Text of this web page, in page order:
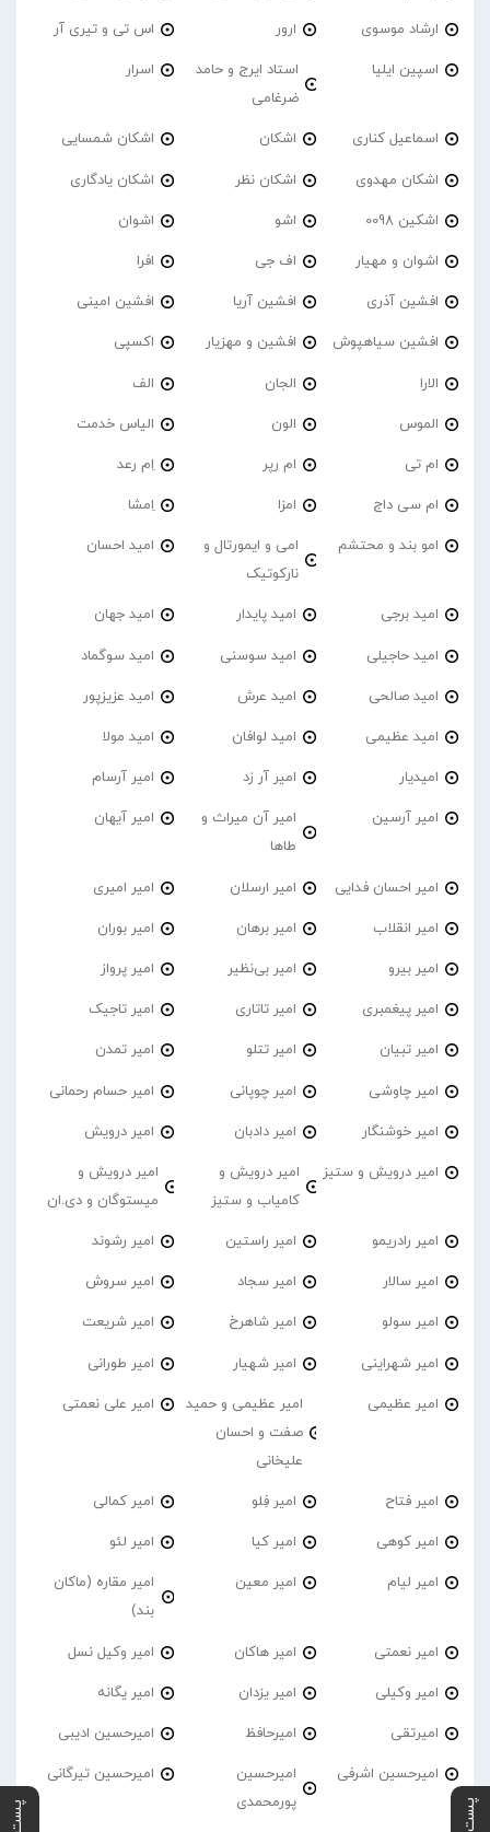
ارشاد موسوی ارور اس تی و تیری آر
اسپین ایلیا
استاد ایرج و حامد
ضرغامی
اسرار
اسماعیل کناری اشکان اشکان شمسایی
اشکان مهدوی اشکان نظر اشکان یادگاری
اشکین 0098 اشو اشوان
اشوان و مهیار اف جی افرا
افشین آذری افشین آریا افشین امینی
افشین سیاهپوش افشین و مهزیار اکسپی
الارا الجان الف
الموس الون الیاس خدمت
ام تی ام رپر اِم رعد
ام سی داج امزا اِمشا
امو بند و محتشم
امی و ایمورتال و
نارکوتیک
امید احسان
امید برجی امید پایدار امید جهان
امید حاجیلی امید سوسنی امید سوگماد
امید صالحی امید عرش امید عزیزپور
امید عظیمی امید لوافان امید مولا
امیدیار امیر آر زد امیر آرسام
امیر آرسین
امیر آن میراث و
طاها
امیر آیهان
امیر احسان فدایی امیر ارسلان امیر امیری
امیر انقلاب امیر برهان امیر‌ بوران
امیر بیرو امیر بی‌نظیر امیر پرواز
امیر پیغمبری امیر تاتاری امیر تاجیک
امیر تبیان امیر تتلو امیر تمدن
امیر چاوشی امیر چوپانی امیر حسام رحمانی
امیر خوشنگار امیر دادبان امیر درویش
امیر درویش و ستیز
امیر درویش و
کامیاب و ستیز
امیر درویش و
میستوگان و دی.ان
امیر رادریمو امیر راستین امیر رشوند
امیر سالار امیر سجاد امیر سروش
امیر سولو امیر شاهرخ امیر شریعت
امیر شهراینی امیر شهیار امیر طورانی
امیر عظیمی
امیر عظیمی و حمید
صفت و احسان
علیخانی
امیر علی نعمتی
امیر فتاح امیر فِلو امیر کمالی
امیر کوهی امیر کیا امیر لئو
امیر لیام امیر معین
امیر مقاره (ماکان
بند)
امیر نعمتی امیر هاکان امیر وکیل نسل
امیر وکیلی امیر یزدان امیر یگانه
امیرتقی امیرحافظ امیرحسین ادیبی
امیرحسین اشرفی
امیرحسین
پورمحمدی
امیرحسین تیرگانی